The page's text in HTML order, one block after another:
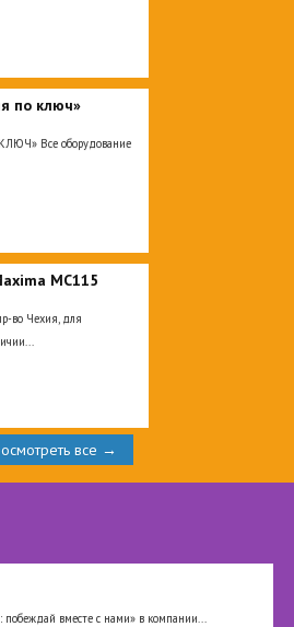
по ключ»
Все оборудование
MC115
во Чехия, для
все →
побеждай вместе с нами» в компании...